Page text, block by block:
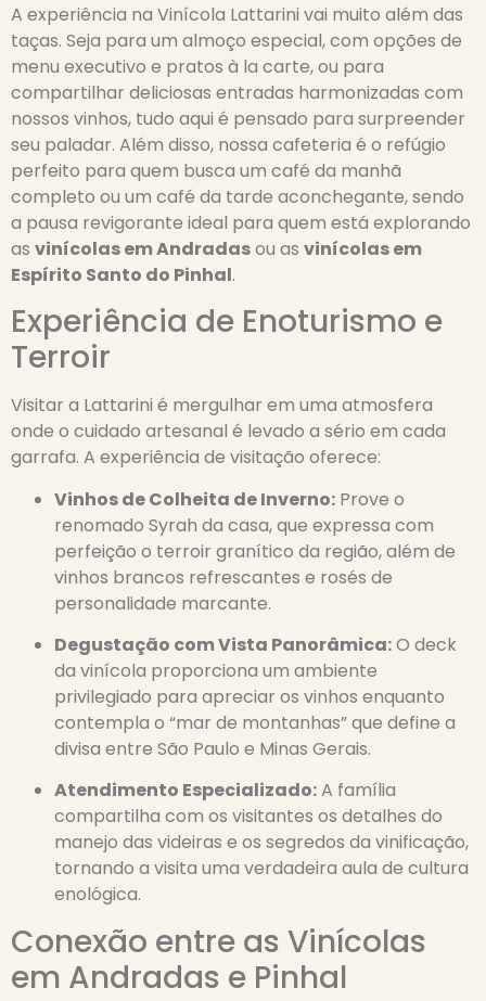
A experiência na Vinícola Lattarini vai muito além das
taças. Seja para um almoço especial, com opções de
menu executivo e pratos à la carte, ou para
compartilhar deliciosas entradas harmonizadas com
nossos vinhos, tudo aqui é pensado para surpreender
seu paladar. Além disso, nossa cafeteria é o refúgio
perfeito para quem busca um café da manhã
completo ou um café da tarde aconchegante, sendo
a pausa revigorante ideal para quem está explorando
as vinícolas em Andradasou as vinícolas em
Espírito Santo do Pinhal.
Experiência de Enoturismo e
Terroir
Visitar a Lattarini é mergulhar em uma atmosfera
onde o cuidado artesanal é levado a sério em cada
garrafa. A experiência de visitação oferece:
Vinhos de Colheita de Inverno: Prove o
renomado Syrah da casa, que expressa com
perfeição o terroir granítico da região, além de
vinhos brancos refrescantes e rosés de
personalidade marcante.
Degustação com Vista Panorâmica:O deck
da vinícola proporciona um ambiente
privilegiado para apreciar os vinhos enquanto
contempla o “mar de montanhas” que define a
divisa entre São Paulo e Minas Gerais.
Atendimento Especializado:A família
compartilha com os visitantes os detalhes do
manejo das videiras e os segredos da vinificação,
tornando a visita uma verdadeira aula de cultura
enológica.
Conexão entre as Vinícolas
em Andradas e Pinhal